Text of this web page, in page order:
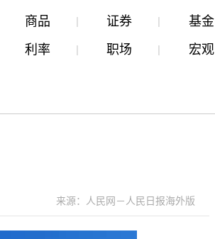
商品 证券 基金
利率
职场 宏观
来源：人民网－人民日报海外版